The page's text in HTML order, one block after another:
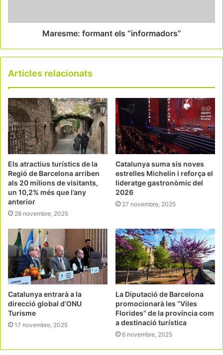
Maresme: formant els “informadors”
Articles relacionats
Els atractius turístics de la
Regió de Barcelona arriben
als 20 milions de visitants,
un 10,2% més que l’any
anterior
28 novembre, 2025
Catalunya suma sis noves
estrelles Michelin i reforça el
lideratge gastronòmic del
2026
27 novembre, 2025
Catalunya entrarà a la
direcció global d’ONU
Turisme
17 novembre, 2025
La Diputació de Barcelona
promocionarà les “Viles
Florides” de la província com
a destinació turística
6 novembre, 2025